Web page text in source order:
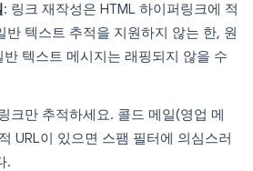
: 링크 재작성은 HTML 하이퍼링크에 적
반 텍스트 추적을 지원하지 않는 한, 원
반 텍스트 메시지는 래핑되지 않을 수
크만 추적하세요. 콜드 메일(영업 메
URL이 있으면 스팸 필터에 의심스러
.